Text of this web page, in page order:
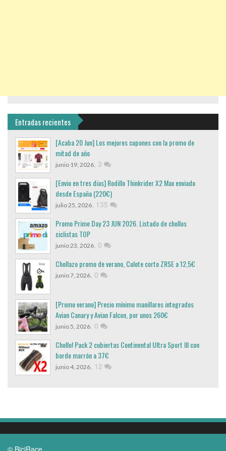
Entradas recientes
[Acaba 20 Jun] Los mejores cupones con la promo de
mitad de año
junio 19, 2026, 3
[Envio en tres dias] Rodillo Thinkrider X2 Max enviado
desde España (220€)
julio 25, 2026, 135
Promo Prime Day 23 JUN 2026. Listado de chollos
ciclistas TOP
junio 23, 2026, 0
Chollazo promo de verano, Culote corto ZRSE a 12,5€
junio 7, 2026, 0
[Promo verano] Precio mínimo manillares integrados
Avian Canary y Avian Falcon, por unos 260€
junio 5, 2026, 0
Chollo! Pack 2 cubiertas Continental Ultra Sport III con
borde marrón a 37€
junio 4, 2026, 12
© BiciRace